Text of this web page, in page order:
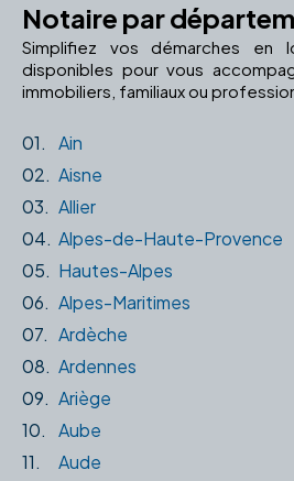
Notaire par
Simplifiez vos démarches en
disponibles pour vous
immobiliers, familiaux ou
01.
Ain
02. Aisne
03. Allier
04. Alpes-de-Haute-Provence
05. Hautes-Alpes
06. Alpes-Maritimes
07. Ardèche
08. Ardennes
09. Ariège
10.
Aube
11.
Aude